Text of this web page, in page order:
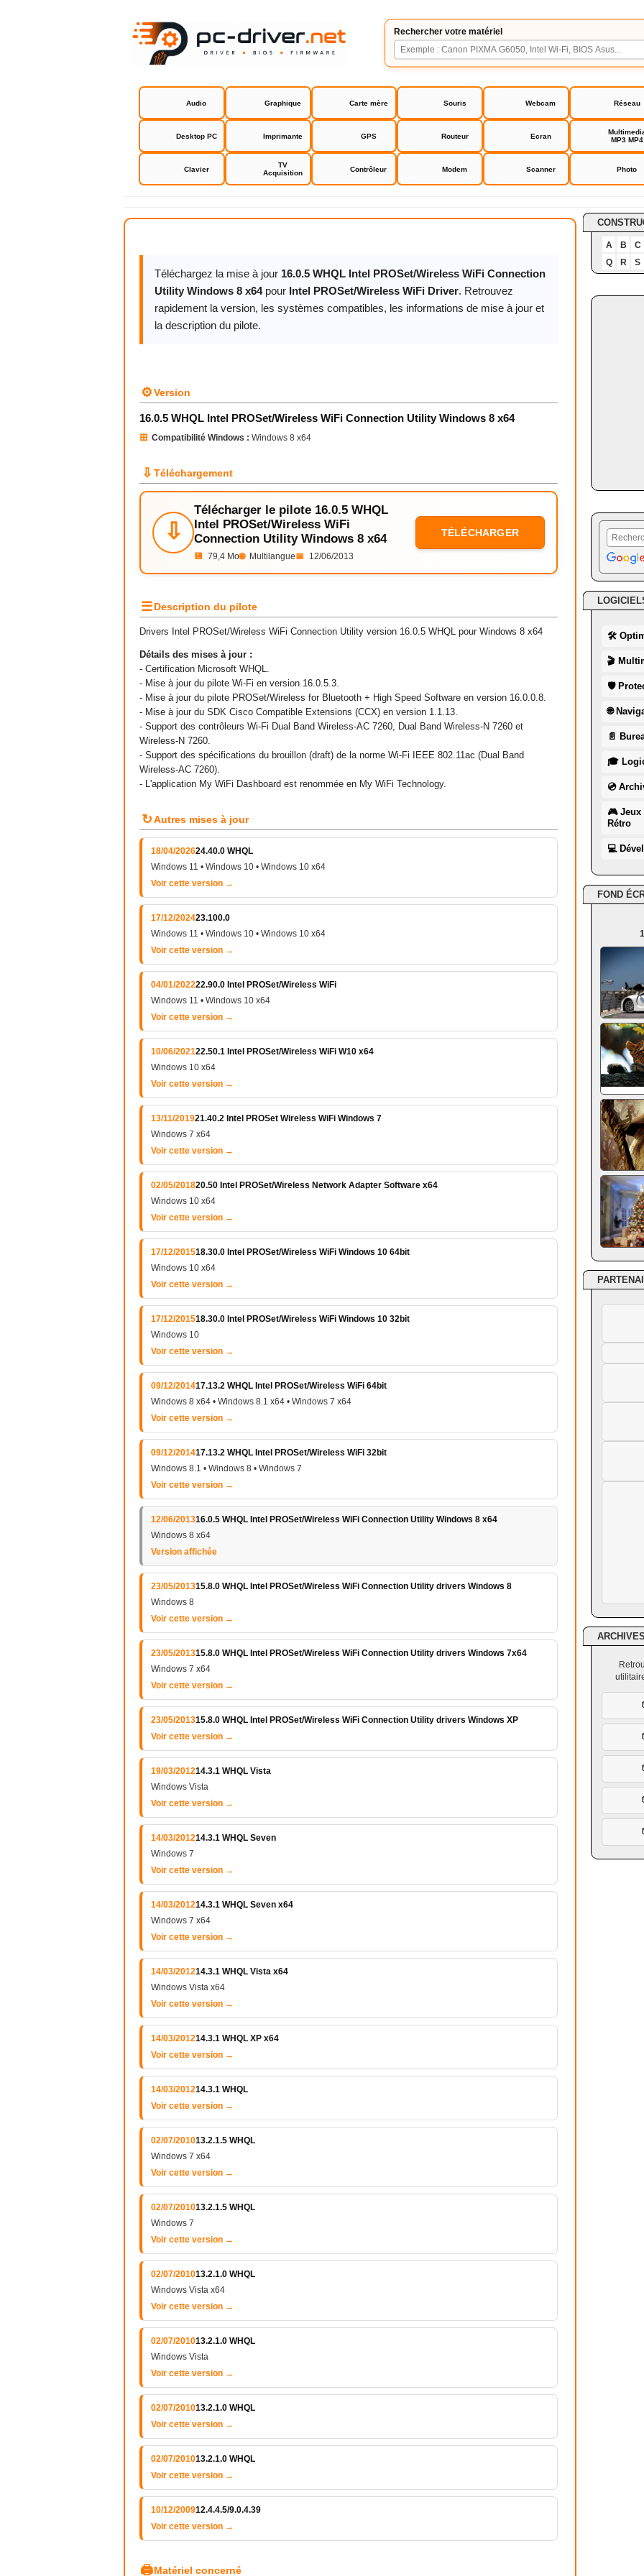
Rechercher votre matériel
Audio Graphique Carte mère Souris Webcam Réseau
Desktop PC Imprimante GPS Routeur Ecran
MP3 MP4
Clavier
TV
Acquisition
Contrôleur Modem Scanner Photo
Intel PROSet/Wireless WiFi Driver
Téléchargez la mise à jour 16.0.5 WHQL Intel PROSet/Wireless WiFi Connection
Utility Windows 8 x64pour Intel PROSet/Wireless WiFi Driver. Retrouvez
rapidement la version, les systèmes compatibles, les informations de mise à jour et
la description du pilote.
⚙Version
16.0.5 WHQL Intel PROSet/Wireless WiFi Connection Utility Windows 8 x64
⊞ Compatibilité Windows : Windows 8 x64
⇩ Téléchargement
⇩
Télécharger le pilote 16.0.5 WHQL
Intel PROSet/Wireless WiFi
Connection Utility Windows 8 x64
💾 79,4 Mo🌐 Multilangue📅 12/06/2013
TÉLÉCHARGER
☰Description du pilote
Drivers Intel PROSet/Wireless WiFi Connection Utility version 16.0.5 WHQL pour Windows 8 x64
Détails des mises à jour :
- Certification Microsoft WHQL.
- Mise à jour du pilote Wi-Fi en version 16.0.5.3.
- Mise à jour du pilote PROSet/Wireless for Bluetooth + High Speed Software en version 16.0.0.8.
- Mise à jour du SDK Cisco Compatible Extensions (CCX) en version 1.1.13.
- Support des contrôleurs Wi-Fi Dual Band Wireless-AC 7260, Dual Band Wireless-N 7260 et
Wireless-N 7260.
- Support des spécifications du brouillon (draft) de la norme Wi-Fi IEEE 802.11ac (Dual Band
Wireless-AC 7260).
- L'application My WiFi Dashboard est renommée en My WiFi Technology.
↻Autres mises à jour
18/04/202624.40.0 WHQL
Windows 11 • Windows 10 • Windows 10 x64
Voir cette version →
17/12/202423.100.0
Windows 11 • Windows 10 • Windows 10 x64
Voir cette version →
04/01/202222.90.0 Intel PROSet/Wireless WiFi
Windows 11 • Windows 10 x64
Voir cette version →
10/06/202122.50.1 Intel PROSet/Wireless WiFi W10 x64
Windows 10 x64
Voir cette version →
13/11/201921.40.2 Intel PROSet Wireless WiFi Windows 7
Windows 7 x64
Voir cette version →
02/05/201820.50 Intel PROSet/Wireless Network Adapter Software x64
Windows 10 x64
Voir cette version →
17/12/201518.30.0 Intel PROSet/Wireless WiFi Windows 10 64bit
Windows 10 x64
Voir cette version →
17/12/201518.30.0 Intel PROSet/Wireless WiFi Windows 10 32bit
Windows 10
Voir cette version →
09/12/201417.13.2 WHQL Intel PROSet/Wireless WiFi 64bit
Windows 8 x64 • Windows 8.1 x64 • Windows 7 x64
Voir cette version →
09/12/201417.13.2 WHQL Intel PROSet/Wireless WiFi 32bit
Windows 8.1 • Windows 8 • Windows 7
Voir cette version →
12/06/201316.0.5 WHQL Intel PROSet/Wireless WiFi Connection Utility Windows 8 x64
Windows 8 x64
Version affichée
23/05/201315.8.0 WHQL Intel PROSet/Wireless WiFi Connection Utility drivers Windows 8
Windows 8
Voir cette version →
23/05/201315.8.0 WHQL Intel PROSet/Wireless WiFi Connection Utility drivers Windows 7x64
Windows 7 x64
Voir cette version →
23/05/201315.8.0 WHQL Intel PROSet/Wireless WiFi Connection Utility drivers Windows XP
Voir cette version →
19/03/201214.3.1 WHQL Vista
Windows Vista
Voir cette version →
14/03/201214.3.1 WHQL Seven
Windows 7
Voir cette version →
14/03/201214.3.1 WHQL Seven x64
Windows 7 x64
Voir cette version →
14/03/201214.3.1 WHQL Vista x64
Windows Vista x64
Voir cette version →
14/03/201214.3.1 WHQL XP x64
Voir cette version →
14/03/201214.3.1 WHQL
Voir cette version →
02/07/201013.2.1.5 WHQL
Windows 7 x64
Voir cette version →
02/07/201013.2.1.5 WHQL
Windows 7
Voir cette version →
02/07/201013.2.1.0 WHQL
Windows Vista x64
Voir cette version →
02/07/201013.2.1.0 WHQL
Windows Vista
Voir cette version →
02/07/201013.2.1.0 WHQL
Voir cette version →
02/07/201013.2.1.0 WHQL
Voir cette version →
10/12/200912.4.4.5/9.0.4.39
Voir cette version →
🖨Matériel concerné
A B
C
Q
R S
🛠
🎬
🛡
🌐
📄
🎓
💿
🎮 Jeux
Rétro
💻
FOND